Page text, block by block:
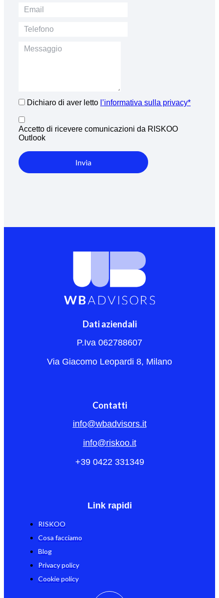
Dichiaro di aver letto l’informativa sulla privacy*
Accetto di ricevere comunicazioni da RISKOO
Outlook
Invia
Dati aziendali
P.Iva 062788607
Via Giacomo Leopardi 8, Milano
Contatti
info@wbadvisors.it
info@riskoo.it
+39 0422 331349
Link rapidi
RISKOO
Cosa facciamo
Blog
Privacy policy
Cookie policy